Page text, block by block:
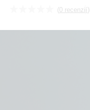
(0 recenzií)